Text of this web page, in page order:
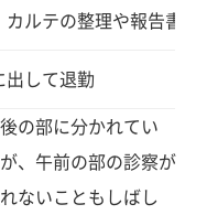
ルテの整理や報告書の
出して退勤
の部に分かれてい
、午前の部の診察が
ないこともしばし